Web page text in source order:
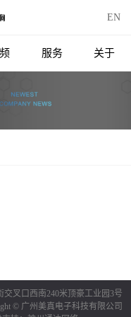
EN
服务 关于
叉口西南240米顶豪工业园3号
© 广州美真电子科技有限公司